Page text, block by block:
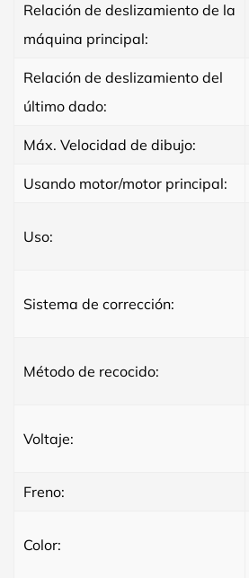
Relación de deslizamiento de la
máquina principal:
Relación de deslizamiento del
último dado:
Máx. Velocidad de dibujo:
Usando motor/motor principal:
Uso:
Sistema de corrección:
Método de recocido:
Voltaje:
Freno:
Color: